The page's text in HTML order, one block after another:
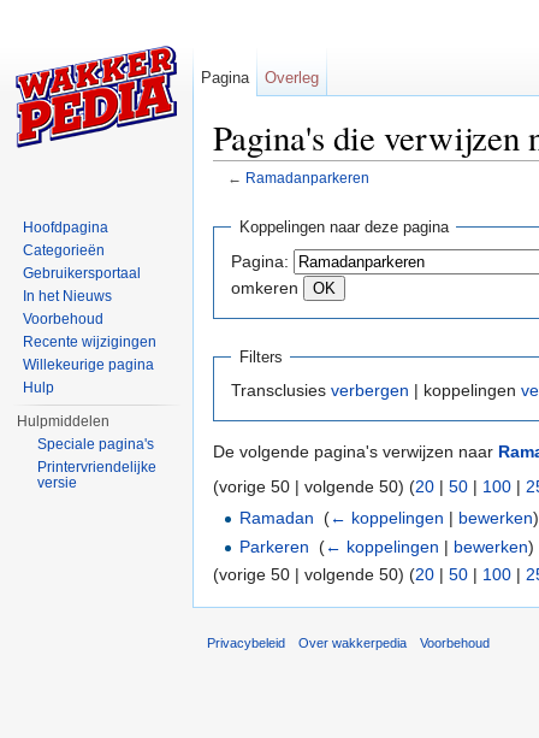
Pagina's die verwijzen
← Ramadanparkeren
Koppelingen naar deze pagina
Pagina:
omkeren
Filters
Transclusies verbergen | koppelingen
De volgende pagina's verwijzen naar
(vorige 50 | volgende 50) (20 | 50 | 100 |
Ramadan
(← koppelingen | bewerken)
Parkeren
(← koppelingen | bewerken)
(vorige 50 | volgende 50) (20 | 50 | 100 |
Pagina Overleg
Hoofdpagina
Categorieën
Gebruikersportaal
In het Nieuws
Voorbehoud
Recente wijzigingen
Willekeurige pagina
Hulp
Hulpmiddelen
Speciale pagina's
Printervriendelijke
versie
Privacybeleid Over wakkerpedia Voorbehoud